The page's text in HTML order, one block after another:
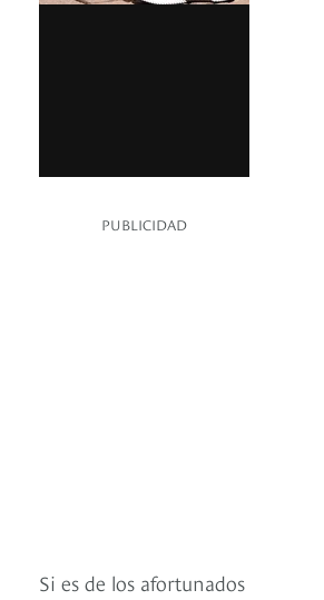
PUBLICIDAD
Si es de los afortunados